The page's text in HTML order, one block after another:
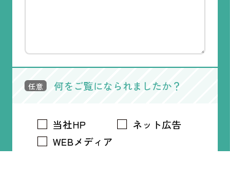
任意 何をご覧になられましたか？
当社HP
ネット広告
WEBメディア